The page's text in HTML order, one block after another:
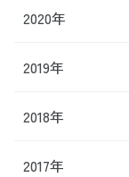
2020年
2019年
2018年
2017年